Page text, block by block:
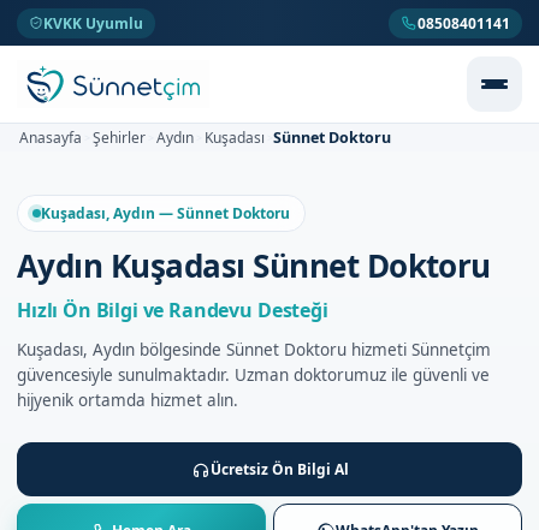
KVKK Uyumlu 08508401141
Anasayfa Şehirler Aydın Kuşadası Sünnet Doktoru
Kuşadası, Aydın — Sünnet Doktoru
Aydın Kuşadası Sünnet Doktoru
Hızlı Ön Bilgi ve Randevu Desteği
Kuşadası, Aydın bölgesinde Sünnet Doktoru hizmeti Sünnetçim
güvencesiyle sunulmaktadır. Uzman doktorumuz ile güvenli ve
hijyenik ortamda hizmet alın.
Ücretsiz Ön Bilgi Al